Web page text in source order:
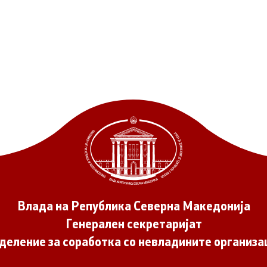
Влада на Република Северна Македонија
Генерален секретаријат
за соработка со невладините